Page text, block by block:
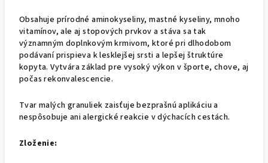
Obsahuje prírodné aminokyseliny, mastné kyseliny, mnoho
vitamínov, ale aj stopových prvkov a stáva sa tak
významným doplnkovým krmivom, ktoré pri dlhodobom
podávaní prispieva k lesklejšej srsti a lepšej štruktúre
kopyta. Vytvára základ pre vysoký výkon v športe, chove, aj
počas rekonvalescencie.
Tvar malých granuliek zaisťuje bezprašnú aplikáciu a
nespôsobuje ani alergické reakcie v dýchacích cestách.
Zloženie: